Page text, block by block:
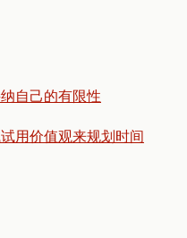
自己的有限性
用价值观来规划时间